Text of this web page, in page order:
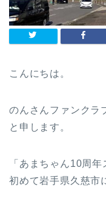
こんにちは。
のんさんファンクラ
と申します。
「あまちゃん10周
初めて岩手県久慈市